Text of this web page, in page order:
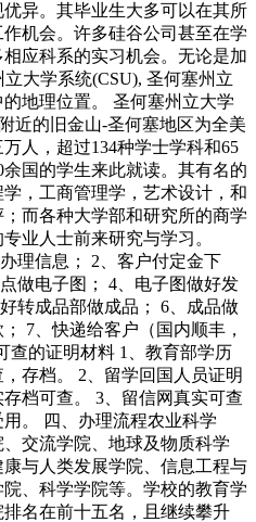
异。其毕业生大多可以在其所
机会。许多硅谷公司甚至在学
应科系的实习机会。无论是加
大学系统(CSU), 圣何塞州立
地理位置。 圣何塞州立大学
近的旧金山-圣何塞地区为全美
人，超过134种学士学科和65
国的学生来此就读。其有名的
，工商管理学，艺术设计，和
而各种大学部和研究所的商学
业人士前来研究与学习。
理信息； 2、客户付定金下
做电子图； 4、电子图做好发
转成品部做成品； 6、成品做
7、快递给客户（国内顺丰，
查的证明材料 1、教育部学历
存档。 2、留学回国人员证明
档可查。 3、留信网真实可查
。 四、办理流程农业科学
交流学院、地球及物质科学
与人类发展学院、信息工程与
、科学学院等。学校的教育学
名在前十五名，且继续攀升